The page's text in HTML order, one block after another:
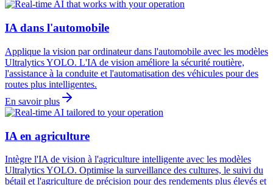
IA dans l'automobile
Applique la vision par ordinateur dans l'automobile avec les modèles
Ultralytics YOLO. L'IA de vision améliore la sécurité routière,
l'assistance à la conduite et l'automatisation des véhicules pour des
routes plus intelligentes.
En savoir plus
IA en agriculture
Intègre l'IA de vision à l'agriculture intelligente avec les modèles
Ultralytics YOLO. Optimise la surveillance des cultures, le suivi du
bétail et l'agriculture de précision pour des rendements plus élevés et